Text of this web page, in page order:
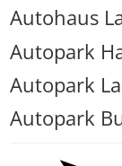
Autohaus
Autopark
Autopark
Autopark